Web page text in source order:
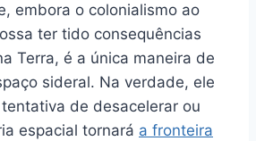
embora o colonialismo ao
ter tido consequências
Terra, é a única maneira de
sideral. Na verdade, ele
de desacelerar ou
espacial tornará a fronteira